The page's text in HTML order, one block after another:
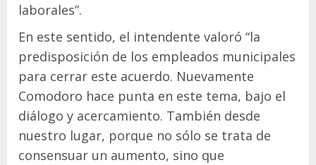
laborales”.
En este sentido, el intendente valoró “la
predisposición de los empleados municipales
para cerrar este acuerdo. Nuevamente
Comodoro hace punta en este tema, bajo el
diálogo y acercamiento. También desde
nuestro lugar, porque no sólo se trata de
consensuar un aumento, sino que